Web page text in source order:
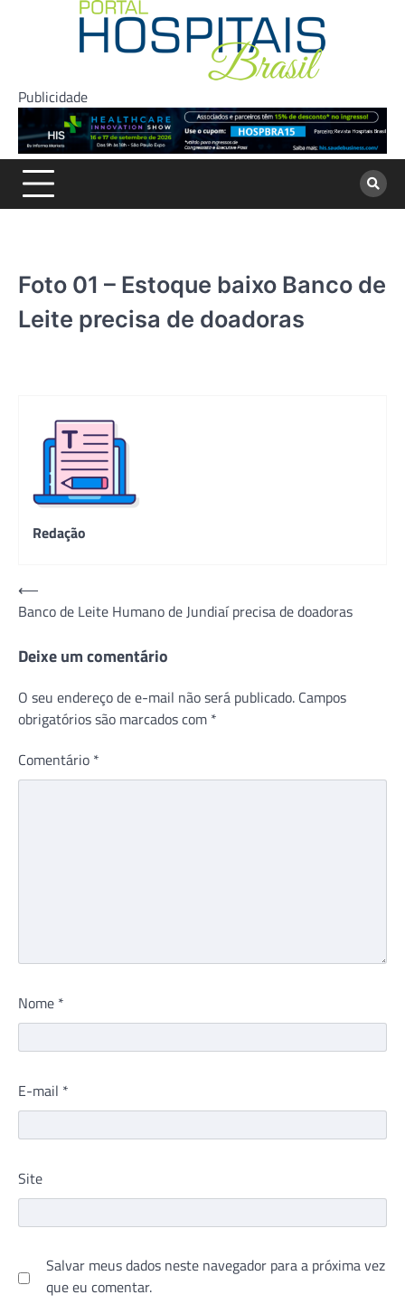
Publicidade
Foto 01 – Estoque baixo Banco de
Leite precisa de doadoras
Redação
Navegação
de
Post
⟵
Banco de Leite Humano de Jundiaí precisa de doadoras
Deixe um comentário
O seu endereço de e-mail não será publicado. Campos
obrigatórios são marcados com *
Comentário *
Nome *
E-mail *
Site
Salvar meus dados neste navegador para a próxima vez
que eu comentar.